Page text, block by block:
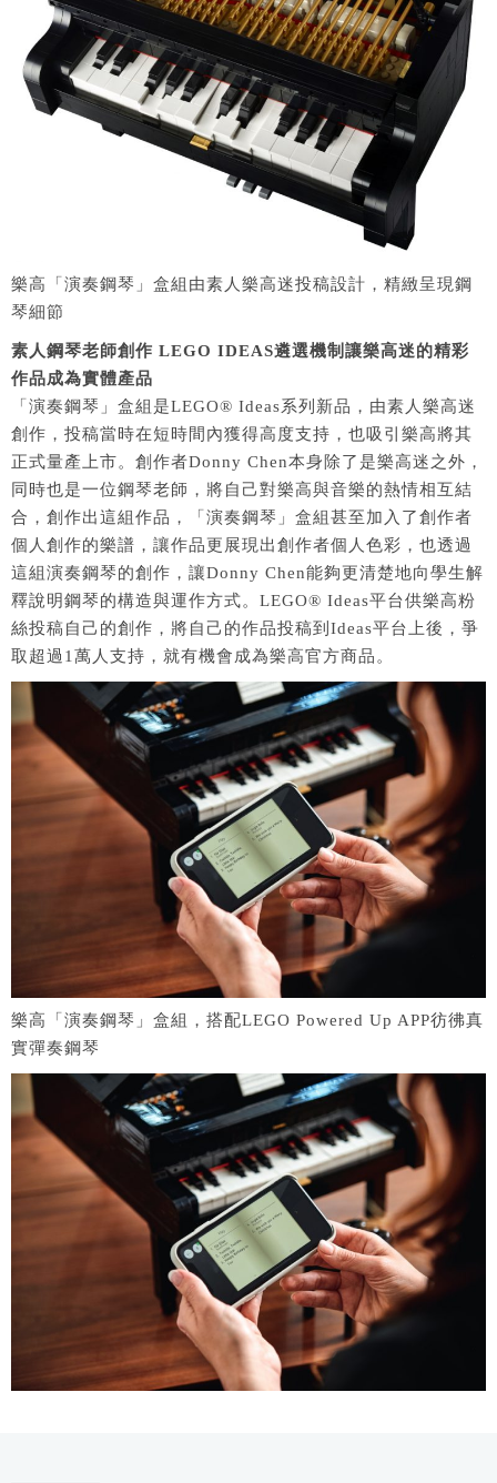
樂高「演奏鋼琴」盒組由素人樂高迷投稿設計，精緻呈現鋼
琴細節
素人鋼琴老師創作 LEGO IDEAS遴選機制讓樂高迷的精彩
作品成為實體產品
「演奏鋼琴」盒組是LEGO® Ideas系列新品，由素人樂高迷
創作，投稿當時在短時間內獲得高度支持，也吸引樂高將其
正式量產上市。創作者Donny Chen本身除了是樂高迷之外，
同時也是一位鋼琴老師，將自己對樂高與音樂的熱情相互結
合，創作出這組作品，「演奏鋼琴」盒組甚至加入了創作者
個人創作的樂譜，讓作品更展現出創作者個人色彩，也透過
這組演奏鋼琴的創作，讓Donny Chen能夠更清楚地向學生解
釋說明鋼琴的構造與運作方式。LEGO® Ideas平台供樂高粉
絲投稿自己的創作，將自己的作品投稿到Ideas平台上後，爭
取超過1萬人支持，就有機會成為樂高官方商品。
樂高「演奏鋼琴」盒組，搭配LEGO Powered Up APP彷彿真
實彈奏鋼琴